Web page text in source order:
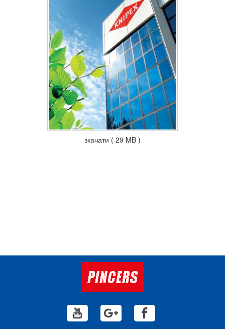
зкачати ( 29 MB )